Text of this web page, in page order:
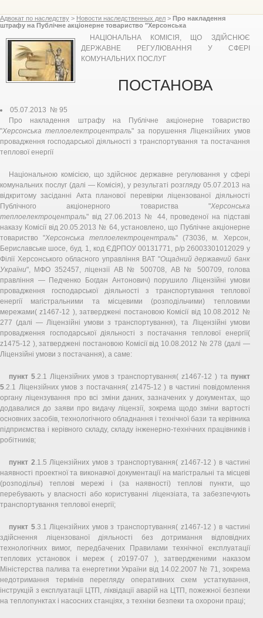
Адвокат по наследству > Новости наследственных дел > Про накладення
штрафу на Публічне акціонерне товариство "Херсонська
теплоелектроцентраль" за порушення Ліцензійних умов провадження
господарської діяльності з транспортування та постачання теплової енергії,
Національна комісія, що здійснює державне регулювання у сфері
комунальних послуг
НАЦІОНАЛЬНА КОМІСІЯ, ЩО ЗДІЙСНЮЄ
ДЕРЖАВНЕ РЕГУЛЮВАННЯ У СФЕРІ
КОМУНАЛЬНИХ ПОСЛУГ
ПОСТАНОВА
05.07.2013 № 95
Про накладення штрафу на Публічне акціонерне товариство
"Херсонська теплоелектроцентраль" за порушення Ліцензійних умов
провадження господарської діяльності з транспортування та постачання
теплової енергії
Національною комісією, що здійснює державне регулювання у сфері
комунальних послуг (далі — Комісія), у результаті розгляду 05.07.2013 на
відкритому засіданні Акта планової перевірки ліцензованої діяльності
Публічного акціонерного товариства "Херсонська
теплоелектроцентраль" від 27.06.2013 № 44, проведеної на підставі
наказу Комісії від 20.05.2013 № 64, установлено, що Публічне акціонерне
товариство "Херсонська теплоелектроцентраль" (73036, м. Херсон,
Бериславське шосе, буд. 1, код ЄДРПОУ 00131771, р/р 26003301012029 у
Філії Херсонського обласного управління ВАТ "Ощадний державний банк
України", МФО 352457, ліцензії АВ № 500708, АВ № 500709, голова
правління — Педченко Богдан Антонович) порушило Ліцензійні умови
провадження господарської діяльності з транспортування теплової
енергії магістральними та місцевими (розподільчими) тепловими
мережами( z1467-12 ), затверджені постановою Комісії від 10.08.2012 №
277 (далі — Ліцензійні умови з транспортування), та Ліцензійні умови
провадження господарської діяльності з постачання теплової енергії(
z1475-12 ), затверджені постановою Комісії від 10.08.2012 № 278 (далі —
Ліцензійні умови з постачання), а саме:
пункт 5.2.1 Ліцензійних умов з транспортування( z1467-12 ) та пункт
5.2.1 Ліцензійних умов з постачання( z1475-12 ) в частині повідомлення
органу ліцензування про всі зміни даних, зазначених у документах, що
додавалися до заяви про видачу ліцензії, зокрема щодо зміни вартості
основних засобів, технологічного обладнання і технічної бази та керівника
підприємства і керівного складу, складу інженерно-технічних працівників і
робітників;
пункт 2.1.5 Ліцензійних умов з транспортування( z1467-12 ) в частині
наявності проектної та виконавчої документації на магістральні та місцеві
(розподільчі) теплові мережі і (за наявності) теплові пункти, що
перебувають у власності або користуванні ліцензіата, та забезпечують
транспортування теплової енергії;
пункт 5.3.1 Ліцензійних умов з транспортування( z1467-12 ) в частині
здійснення ліцензованої діяльності без дотримання відповідних
технологічних вимог, передбачених Правилами технічної експлуатації
теплових установок і мереж ( z0197-07 ), затвердженими наказом
Міністерства палива та енергетики України від 14.02.2007 № 71, зокрема
недотримання термінів перегляду оперативних схем устаткування,
інструкцій з експлуатації ЦТП, ліквідації аварій на ЦТП, пожежної безпеки
на теплопунктах і насосних станціях, з техніки безпеки та охорони праці;